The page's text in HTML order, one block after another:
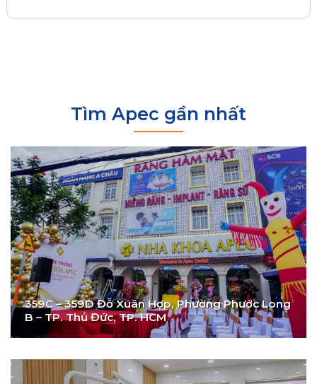
Tìm Apec gần nhất
359C – 359D Đỗ Xuân Hợp, Phường Phước Long
B – TP. Thủ Đức, TP. HCM